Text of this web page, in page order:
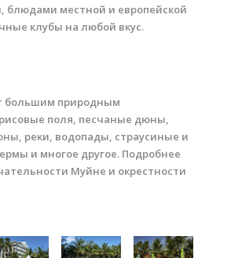
блюдами местной и европейской
клубы на любой вкус.
большим природным
поля, песчаные дюны,
реки, водопады, страусиные и
и многое другое. Подробнее
Муйне и окрестности